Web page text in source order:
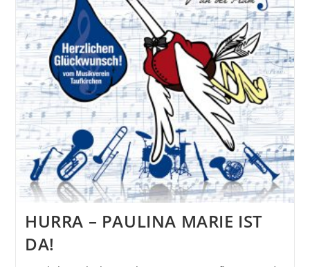
HURRA – PAULINA MARIE IST
DA!